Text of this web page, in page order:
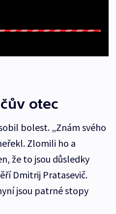
otec
bolest. „Znám svého
Zlomili ho a
že to jsou důsledky
Dmitrij Pratasevič.
jsou patrné stopy